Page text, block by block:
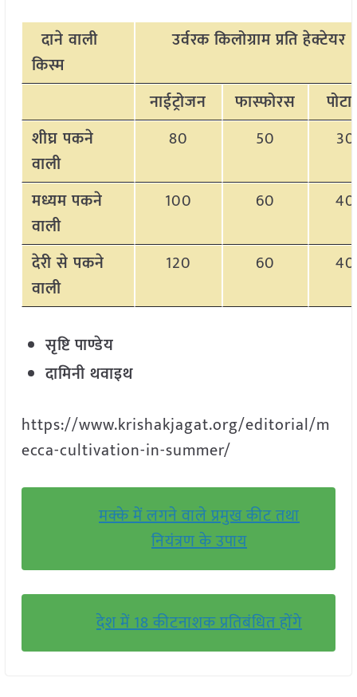
दाने वाली
किस्म
उर्वरक किलोग्राम प्रति हेक्टेयर
नाईट्रोजन फास्फोरस
शीघ्र पकने
वाली
80 50 30
मध्यम पकने
वाली
100 60 40
देरी से पकने
वाली
120 60 40
सृष्टि पाण्डेय
दामिनी थवाइथ
https://www.krishakjagat.org/editorial/m
ecca-cultivation-in-summer/
मक्के में लगने वाले प्रमुख कीट तथा
नियंत्रण के उपाय
देश में 18 कीटनाशक प्रतिबंधित होंगे